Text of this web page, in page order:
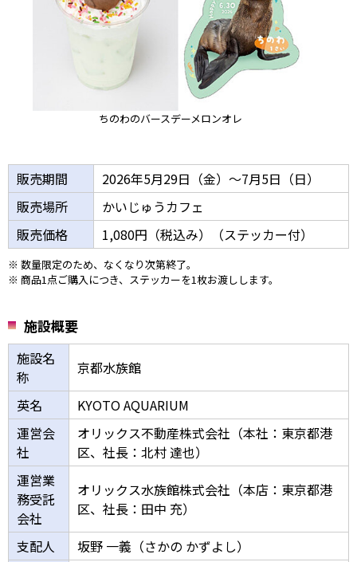
ちのわのバースデーメロンオレ
販売期間
2026年5月29日（金）～7月5日（日）
販売場所
かいじゅうカフェ
販売価格
1,080円（税込み）（ステッカー付）
※ 数量限定のため、なくなり次第終了。
※ 商品1点ご購入につき、ステッカーを1枚お渡しします。
施設概要
施設名
称
京都水族館
英名
KYOTO AQUARIUM
運営会
社
オリックス不動産株式会社（本社：東京都港
区、社長：北村 達也）
運営業
務受託
会社
オリックス水族館株式会社（本店：東京都港
区、社長：田中 充）
支配人
坂野 一義（さかの かずよし）